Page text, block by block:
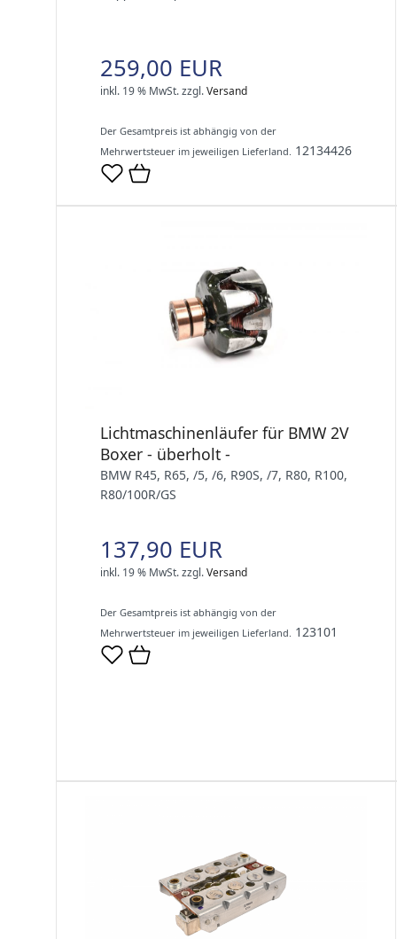
259,00 EUR
inkl. 19 % MwSt.zzgl.Versand
Der Gesamtpreis ist abhängig von der
Mehrwertsteuer im jeweiligen Lieferland. 12134426
Lichtmaschinenläufer für BMW 2V
Boxer - überholt -
BMW R45, R65, /5, /6, R90S, /7, R80, R100,
R80/100R/GS
137,90 EUR
inkl. 19 % MwSt.zzgl.Versand
Der Gesamtpreis ist abhängig von der
Mehrwertsteuer im jeweiligen Lieferland. 123101